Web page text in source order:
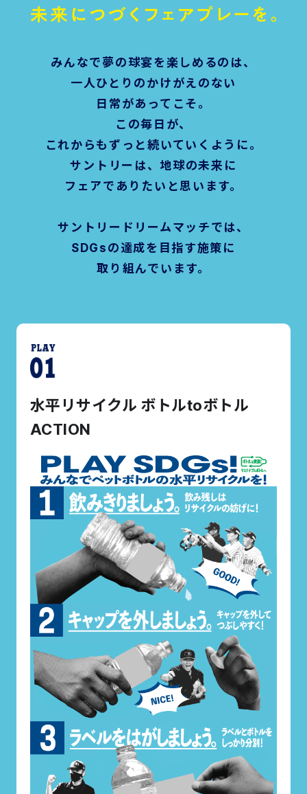
みんなで夢の球宴を楽しめるのは、
一人ひとりのかけがえのない
日常があってこそ。
この毎日が、
これからもずっと続いていくように。
サントリーは、地球の未来に
フェアでありたいと思います。
サントリードリームマッチでは、
SDGsの達成を目指す施策に
取り組んでいます。
水平リサイクル ボトルtoボトル
ACTION